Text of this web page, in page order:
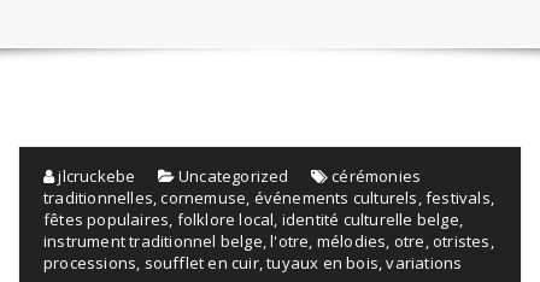
jlcruckebe Uncategorized
cérémonies
traditionnelles ,cornemuse événements culturels ,festivals
fêtes populaires folklore local identité culturelle belge
instrument traditionnel belge ,l'otre mélodies otre ,otristes
processions soufflet en cuir,tuyaux en bois ,variations